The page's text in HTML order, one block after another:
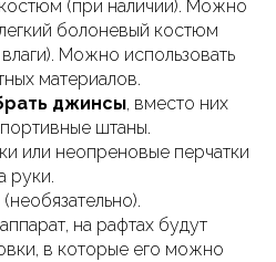
(при наличии). Можно
болоневый костюм
Можно использовать
материалов.
джинсы, вместо них
штаны.
или неопреновые перчатки
руки.
на рафтах будут
в которые его можно